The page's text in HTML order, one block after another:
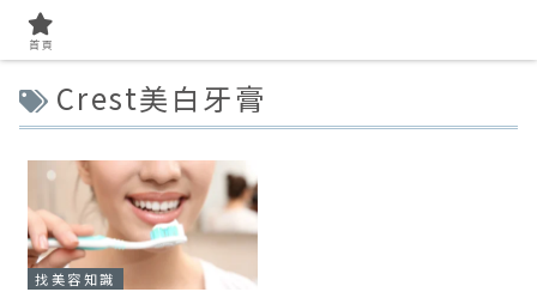
Crest美白牙膏
找美容知識
首頁